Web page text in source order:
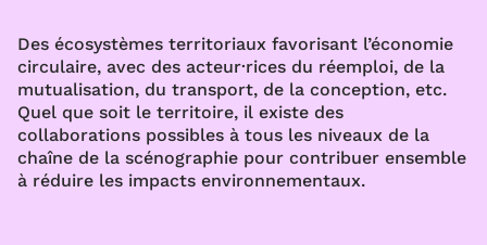
Des écosystèmes territoriaux favorisant l’économie
circulaire, avec des acteur·rices du réemploi, de la
mutualisation, du transport, de la conception, etc.
Quel que soit le territoire, il existe des
collaborations possibles à tous les niveaux de la
chaîne de la scénographie pour contribuer ensemble
à réduire les impacts environnementaux.